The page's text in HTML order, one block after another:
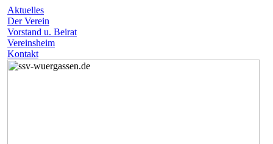
Aktuelles
Der Verein
Vorstand u. Beirat
Vereinsheim
Kontakt